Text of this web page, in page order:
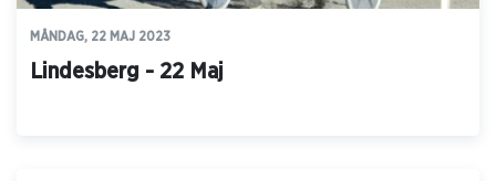
MÅNDAG, 22 MAJ 2023
Lindesberg - 22 Maj